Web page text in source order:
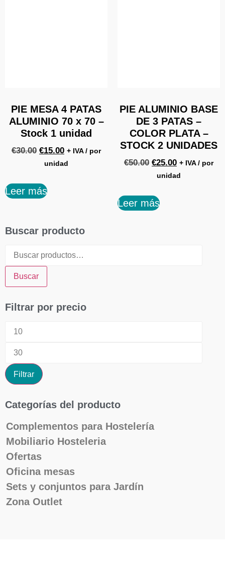
Buscar producto
Buscar
Filtrar por precio
Filtrar
Categorías del producto
Complementos para Hostelería
Mobiliario Hosteleria
Ofertas
Oficina mesas
Sets y conjuntos para Jardín
Zona Outlet
PIE MESA 4 PATAS
ALUMINIO 70 x 70 –
Stock 1 unidad
€30.00 €15.00 + IVA / por
unidad
Leer más
PIE ALUMINIO BASE
DE 3 PATAS –
COLOR PLATA –
STOCK 2 UNIDADES
€50.00 €25.00 + IVA / por
unidad
Leer más